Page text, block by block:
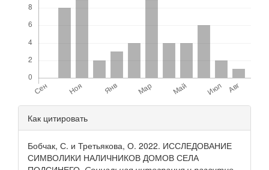
Детали
статьи
Как цитировать
Бобчак, С. и Третьякова, О. 2022. ИССЛЕДОВАНИЕ
СИМВОЛИКИ НАЛИЧНИКОВ ДОМОВ СЕЛА